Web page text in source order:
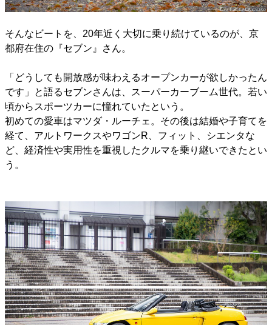
そんなビートを、20年近く大切に乗り続けているのが、京
都府在住の『セブン』さん。
「どうしても開放感が味わえるオープンカーが欲しかったん
です」と語るセブンさんは、スーパーカーブーム世代。若い
頃からスポーツカーに憧れていたという。
初めての愛車はマツダ・ルーチェ。その後は結婚や子育てを
経て、アルトワークスやワゴンR、フィット、シエンタな
ど、経済性や実用性を重視したクルマを乗り継いできたとい
う。